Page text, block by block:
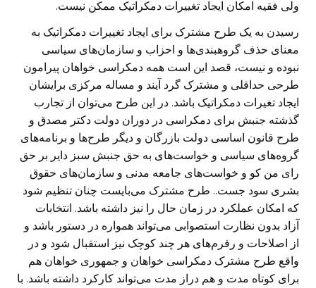
ولی فقیه امکان ایجاد تغییرات دمکراتیک ممکن نیست.
رسیدن به یک طرح مشترک برای ایجاد تغییرات دمکراتیک به
معنای حذف گروهبندی‌ها و احزاب و سازمان‌های سیاسی
نبوده و نیست، قصد این است همه دمکراسی خواهان پیرامون
طرحی حداقلی و مشترک گرد آیند و مساله مرکزی برایشان
ایجاد تغیرات دمکراتیک باشد. در این طرح می‌توان از تجارب
گذشته جنبش برای دمکراسی در دوران دولت دکتر مصدق و
طرح قانون اساسی دولت بازرگان و دیگر طرح‌ها و برنامه‌های
گروه‌های سیاسی و خواست‌های به حق جنبش سبز دایر بر حق
رای من کو و خواست‌های جامعه مدنی و سازمان‌های حقوق
بشری سود جست.. طرح مشترک می‌بایست چنان تنظیم شود
که امکان عملکرد در زمان حال را نیز داشته باشد. انتخابات
آزاد بدون نظارت استصوابی می‌تواند همواره در دستور باشد و
از اصلاحات و رفرم‌های هر چند کوچک نیز استقبال شود و در
واقع طرح مشترک دمکراسی خواهان و جمهوری خواهان هم
برای کوتاه مدت و هم دراز مدت می‌تواند کارکرد داشته باشد. با